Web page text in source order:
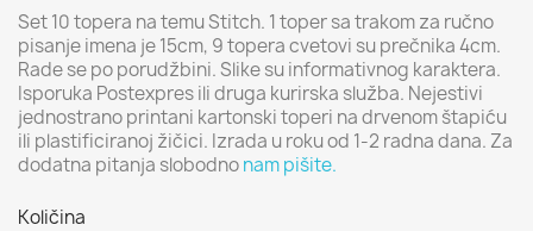
Set 10 topera na temu Stitch. 1 toper sa trakom za ručno
pisanje imena je 15cm, 9 topera cvetovi su prečnika 4cm.
Rade se po porudžbini. Slike su informativnog karaktera.
Isporuka Postexpres ili druga kurirska služba. Nejestivi
jednostrano printani kartonski toperi na drvenom štapiću
ili plastificiranoj žičici. Izrada u roku od 1-2 radna dana. Za
dodatna pitanja slobodnonam pišite.
Količina